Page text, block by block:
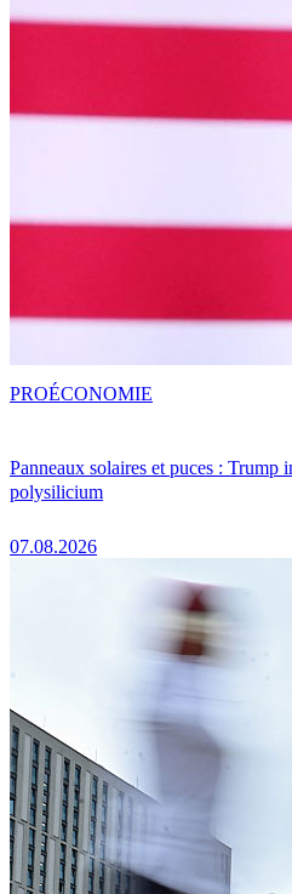
Panneaux solaires et puces : Trump
polysilicium
07.08.2026
PROÉCONOMIE